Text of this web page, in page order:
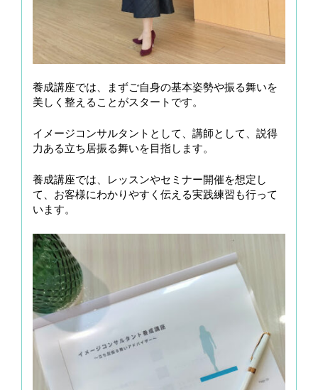
養成講座では、まずご自身の基本姿勢や振る舞いを
美しく整えることがスタートです。
イメージコンサルタントとして、講師として、説得
力ある立ち居振る舞いを目指します。
養成講座では、レッスンやセミナー開催を想定し
て、お客様にわかりやすく伝える実践練習も行って
います。